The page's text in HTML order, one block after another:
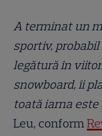
A terminat un
sportiv,
legătură în
snowboard, îi
toată iarna este
Leu, conform